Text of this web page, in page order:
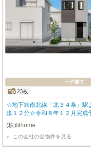
一戸建て
23枚
☆地下鉄南北線「北３４条」駅
歩１２分☆令和８年１２月完
も可能です【充実の物件仕様・
ボード・食洗機付対面キッチン
ラリ床を採用した一坪浴室■ボ
コーディネーターがこだわっ
(株)fithome
この会社の全物件を見る